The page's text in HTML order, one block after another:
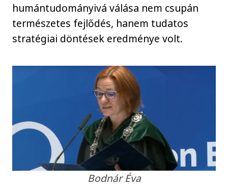
humántudományivá válása nem csupán
természetes fejlődés, hanem tudatos
stratégiai döntések eredménye volt.
Bodnár Éva